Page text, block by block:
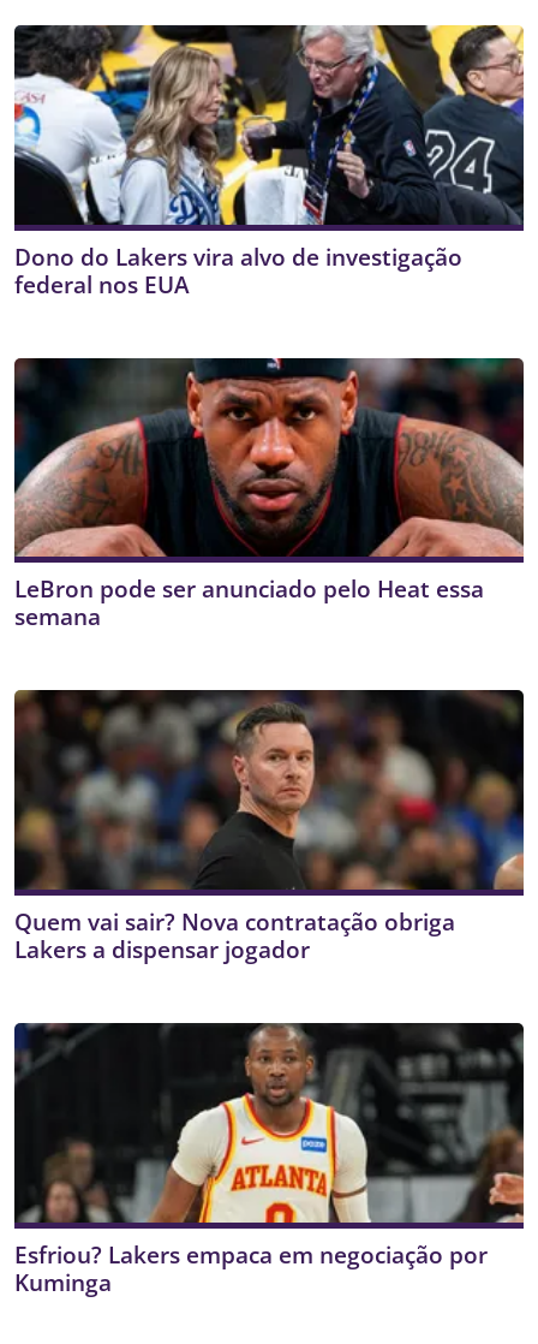
Dono do Lakers vira alvo de investigação
federal nos EUA
LeBron pode ser anunciado pelo Heat essa
semana
Quem vai sair? Nova contratação obriga
Lakers a dispensar jogador
Esfriou? Lakers empaca em negociação por
Kuminga